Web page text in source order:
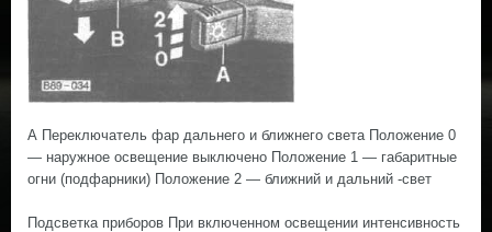
А Переключатель фар дальнего и ближнего света Положение 0
— наружное освещение выключено Положение 1 — габаритные
огни (подфарники) Положение 2 — ближний и дальний -свет
Подсветка приборов При включенном освещении интенсивность